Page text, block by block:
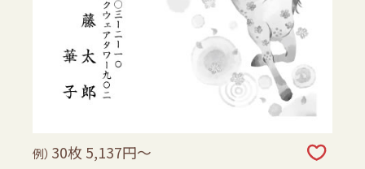
例） 30枚 5,137円～